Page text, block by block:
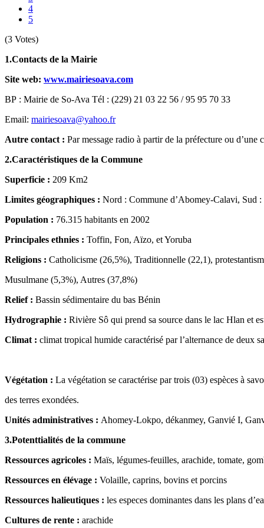
4
5
(3 Votes)
1.Contacts de la Mairie
Site web: www.mairiesoava.com
BP : Mairie de So-Ava Tél : (229) 21 03 22 56 / 95 95 70 33
Email: mairiesoava@yahoo.fr
Autre contact : Par message radio à partir de la préfecture ou
2.Caractéristiques de la Commune
Superficie : 209 Km2
Limites géographiques : Nord : Commune d’Abomey-Calavi, Sud
Population : 76.315 habitants en 2002
Principales ethnies : Toffin, Fon, Aïzo, et Yoruba
Religions : Catholicisme (26,5%), Traditionnelle (22,1),
Musulmane (5,3%), Autres (37,8%)
Relief : Bassin sédimentaire du bas Bénin
Hydrographie : Rivière Sô qui prend sa source dans le lac Hlan et
Climat : climat tropical humide caractérisé par l’alternance de deux
Végétation : La végétation se caractérise par trois (03) espèces à
des terres exondées.
Unités administratives : Ahomey-Lokpo, dékanmey, Ganvié I,
3.Potenttialités de la commune
Ressources agricoles : Maïs, légumes-feuilles, arachide, tomate,
Ressources en élévage : Volaille, caprins, bovins et porcins
Ressources halieutiques : les especes dominantes dans les plans
Cultures de rente : arachide